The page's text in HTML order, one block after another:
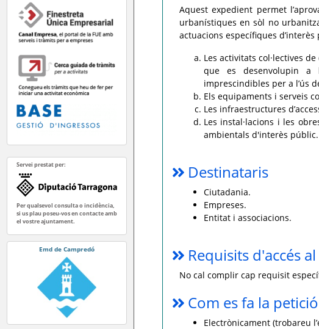
Servei prestat per:
Per qualsevol consulta o incidència,
si us plau poseu-vos en contacte amb
el vostre ajuntament.
Emd de Campredó
Aquest expedient permet
urbanístiques en sòl no
actuacions específiques
Les activitats col·lectives
que es desenvolupin a
imprescindibles per a l’ús
Els equipaments i serveis
Les infraestructures
Les instal·lacions i les
ambientals d'interès públic.
Destinataris
Ciutadania.
Empreses.
Entitat i associacions.
Requisits d'accés
No cal complir cap requisit
Com es fa la petició
Electrònicament (trobareu